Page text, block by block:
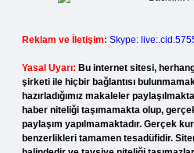
Reklam ve İletişim: Skype:
Yasal Uyarı: Bu internet sitesi,
şirketi ile hiçbir bağlantısı
hazırladığımız makaleler
haber niteliği taşımamakta olup,
paylaşım yapılmamaktadır. Gerçek
benzerlikleri tamamen tesadüfidir.